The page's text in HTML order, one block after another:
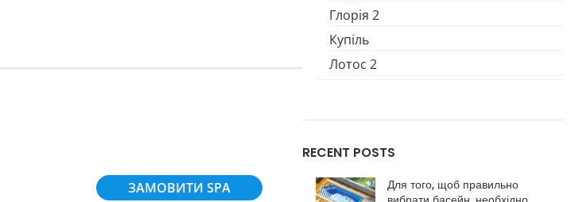
ЗАМОВИТИ SPA
Глорія 2
Купіль
Лотос 2
RECENT POSTS
Для того, щоб правильно